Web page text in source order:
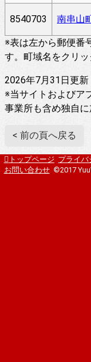
8540703 南串山
※表は左から郵便番
す。町域名をクリッ
2026年7月31日更新
※当サイトおよびア
事業所も含め独自
< 前の頁へ戻る
トップページ プライバ
お問い合わせ ©2017